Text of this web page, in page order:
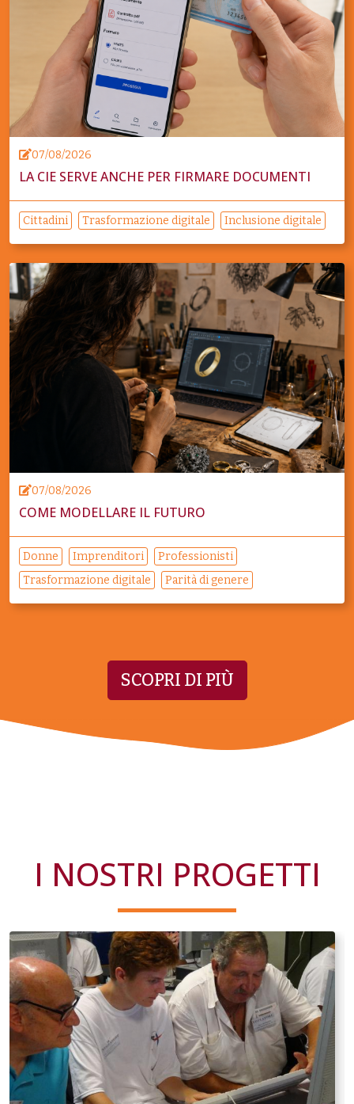
07/08/2026
LA CIE SERVE ANCHE PER FIRMARE DOCUMENTI
Cittadini Trasformazione digitale Inclusione digitale
07/08/2026
COME MODELLARE IL FUTURO
Donne Imprenditori
Professionisti
Trasformazione digitale
Parità di genere
SCOPRI DI PIÙ
I NOSTRI PROGETTI